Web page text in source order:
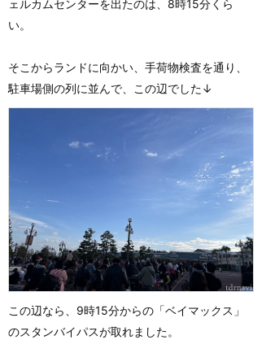
ェルカムセンターを出たのは、8時15分くら
い。
そこからランドに向かい、手荷物検査を通り、
駐車場側の列に並んで、この辺でした↓
この辺なら、9時15分からの「ベイマックス」
のスタンバイパスが取れました。